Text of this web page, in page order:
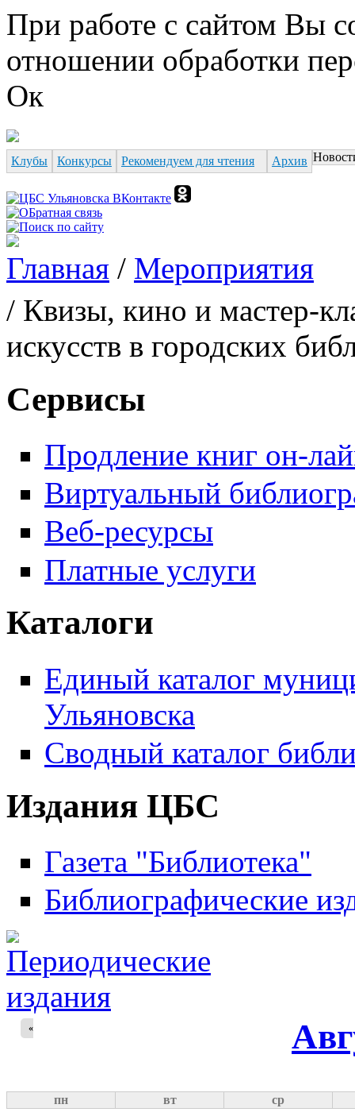
Перейти к основному содержанию
При работе с сайтом Вы
отношении обработки
Ок
Клубы Конкурсы Рекомендуем для чтения Архив
Форма поиска
Вы здесь
Главная / Мероприятия
/ Квизы, кино и мастер-
искусств в городских
Сервисы
Продление книг он-
Виртуальный
Веб-ресурсы
Платные услуги
Каталоги
Единый каталог
Ульяновска
Сводный каталог
Издания ЦБС
Газета "Библиотека"
Библиографические
«
пн вт ср